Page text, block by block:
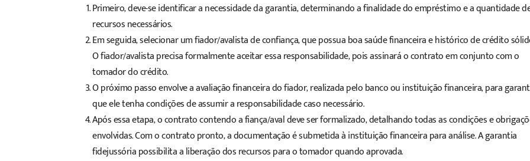
Primeiro, deve-se identificar a necessidade da garantia, determinando a finalidade do empréstimo e a quantidade
recursos necessários.
Em seguida, selecionar um fiador/avalista de confiança, que possua boa saúde financeira e histórico de crédito
O fiador/avalista precisa formalmente aceitar essa responsabilidade, pois assinará o contrato em conjunto com o
tomador do crédito.
O próximo passo envolve a avaliação financeira do fiador, realizada pelo banco ou instituição financeira, para
que ele tenha condições de assumir a responsabilidade caso necessário.
Após essa etapa, o contrato contendo a fiança/aval deve ser formalizado, detalhando todas as condições e
envolvidas. Com o contrato pronto, a documentação é submetida à instituição financeira para análise. A garantia
fidejussória possibilita a liberação dos recursos para o tomador quando aprovada.